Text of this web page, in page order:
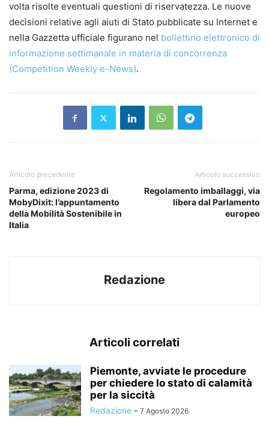
volta risolte eventuali questioni di riservatezza. Le nuove
decisioni relative agli aiuti di Stato pubblicate su Internet e
nella Gazzetta ufficiale figurano nel bollettino elettronico di
informazione settimanale in materia di concorrenza
(Competition Weekly e-News).
Articolo precedente
Parma, edizione 2023 di
MobyDixit: l’appuntamento
della Mobilità Sostenibile in
Italia
Articolo successivo
Regolamento imballaggi, via
libera dal Parlamento
europeo
Redazione
Articoli correlati
Piemonte, avviate le procedure
per chiedere lo stato di calamità
per la siccità
Redazione - 7 Agosto 2026